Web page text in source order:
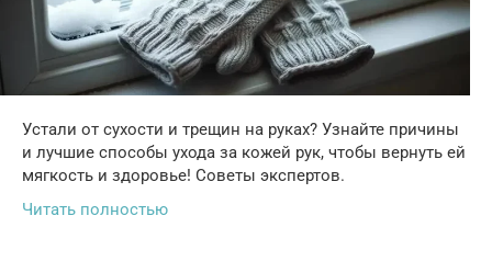
Устали от сухости и трещин на руках? Узнайте причины
и лучшие способы ухода за кожей рук, чтобы вернуть ей
мягкость и здоровье! Советы экспертов.
Читать полностью